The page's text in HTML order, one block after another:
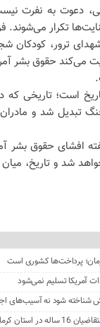
دعوت به نفرت
تکرار می‌شوند.
655، هفتم تیر، شهدای
می‌کند حقوق بشر
است؛ تاریخی
تبدیل شد و
افشای حقوق بشر
شد و تاریخ،
آمریکا تسلیم نمی‌شود
شناخته شود نه آسیب‌های
کرمان